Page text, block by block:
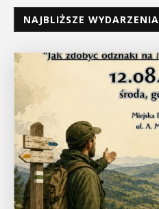
NAJBLIŻSZE WYDARZENIA